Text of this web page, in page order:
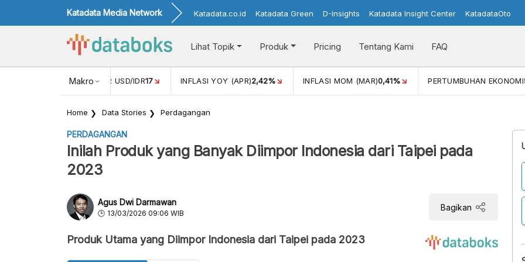
Katadata Media Network Katadata.co.id Katadata Green D-Insights Katadata Insight Center KatadataOto
Lihat Topik Produk Pricing Tentang Kami FAQ
Makro
NILAI TUKAR USD/IDR17 INFLASI YOY (APR)2,42% INFLASI MOM (MAR)0,41% PERTUMBUHAN EKONOMI
Home Data Stories Perdagangan
PERDAGANGAN
Inilah Produk yang Banyak Diimpor Indonesia dari Taipei pada
2023
Agus Dwi Darmawan
13/03/2026 09:06 WIB
Bagikan
Produk Utama yang Diimpor Indonesia dari Taipei pada 2023